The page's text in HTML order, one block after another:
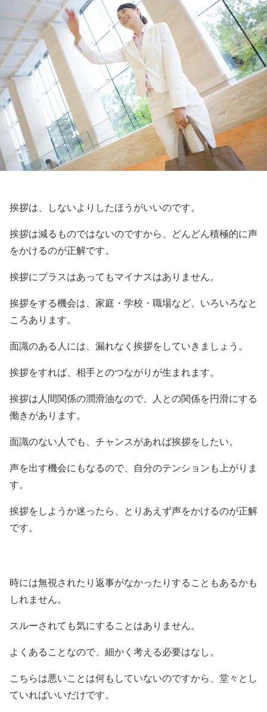
挨拶は、しないよりしたほうがいいのです。
挨拶は減るものではないのですから、どんどん積極的に声
をかけるのが正解です。
挨拶にプラスはあってもマイナスはありません。
挨拶をする機会は、家庭・学校・職場など、いろいろなと
ころあります。
面識のある人には、漏れなく挨拶をしていきましょう。
挨拶をすれば、相手とのつながりが生まれます。
挨拶は人間関係の潤滑油なので、人との関係を円滑にする
働きがあります。
面識のない人でも、チャンスがあれば挨拶をしたい。
声を出す機会にもなるので、自分のテンションも上がりま
す。
挨拶をしようか迷ったら、とりあえず声をかけるのが正解
です。
時には無視されたり返事がなかったりすることもあるかも
しれません。
スルーされても気にすることはありません。
よくあることなので、細かく考える必要はなし。
こちらは悪いことは何もしていないのですから、堂々とし
ていればいいだけです。